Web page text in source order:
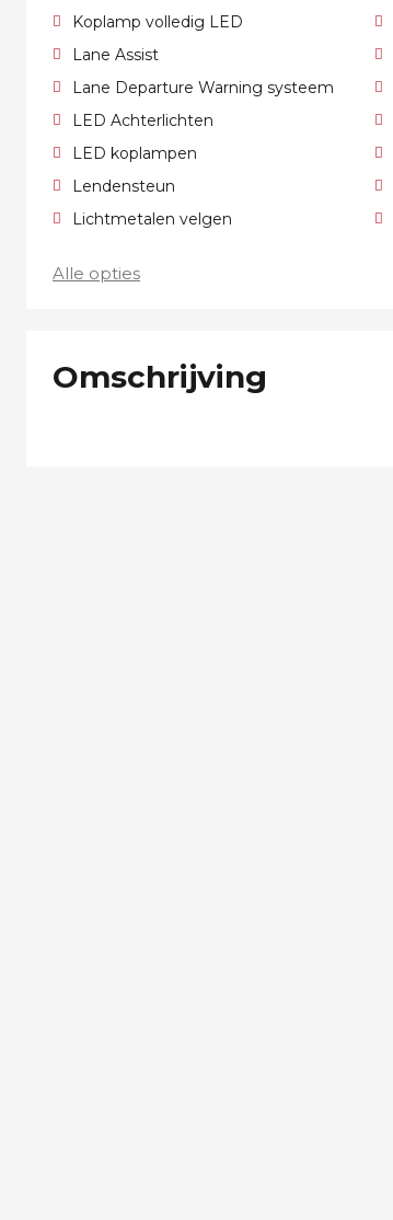
Koplamp volledig LED
Lane Assist
Lane Departure Warning systeem
LED Achterlichten
LED koplampen
Lendensteun
Lichtmetalen velgen
Alle opties
Omschrijving